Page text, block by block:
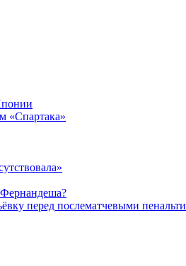
«Спартака»
Фернандеша?
перед послематчевыми пенальти